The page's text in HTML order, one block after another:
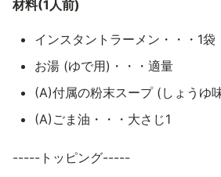
材料(1人前)
インスタントラーメン・・・1袋
お湯 (ゆで用)・・・適量
(A)付属の粉末スープ (しょうゆ
(A)ごま油・・・大さじ1
-----トッピング-----